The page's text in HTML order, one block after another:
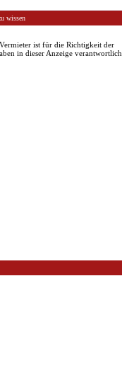
wissen
ist für die Richtigkeit der
in dieser Anzeige verantwortlich.